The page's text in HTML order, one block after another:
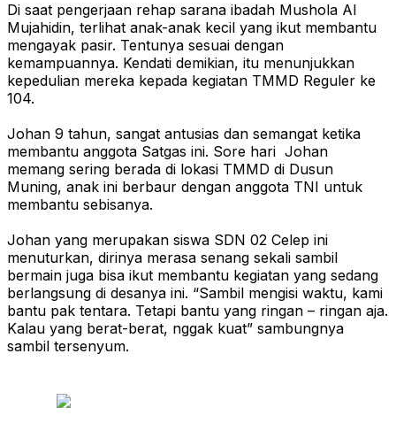
Di saat pengerjaan rehap sarana ibadah Mushola Al
Mujahidin, terlihat anak-anak kecil yang ikut membantu
mengayak pasir. Tentunya sesuai dengan
kemampuannya. Kendati demikian, itu menunjukkan
kepedulian mereka kepada kegiatan TMMD Reguler ke
104.
Johan 9 tahun, sangat antusias dan semangat ketika
membantu anggota Satgas ini. Sore hari Johan
memang sering berada di lokasi TMMD di Dusun
Muning, anak ini berbaur dengan anggota TNI untuk
membantu sebisanya.
Johan yang merupakan siswa SDN 02 Celep ini
menuturkan, dirinya merasa senang sekali sambil
bermain juga bisa ikut membantu kegiatan yang sedang
berlangsung di desanya ini. “Sambil mengisi waktu, kami
bantu pak tentara. Tetapi bantu yang ringan – ringan aja.
Kalau yang berat-berat, nggak kuat” sambungnya
sambil tersenyum.